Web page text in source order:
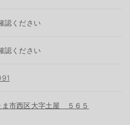
認ください
認ください
ま市西区大字土屋 ５６５